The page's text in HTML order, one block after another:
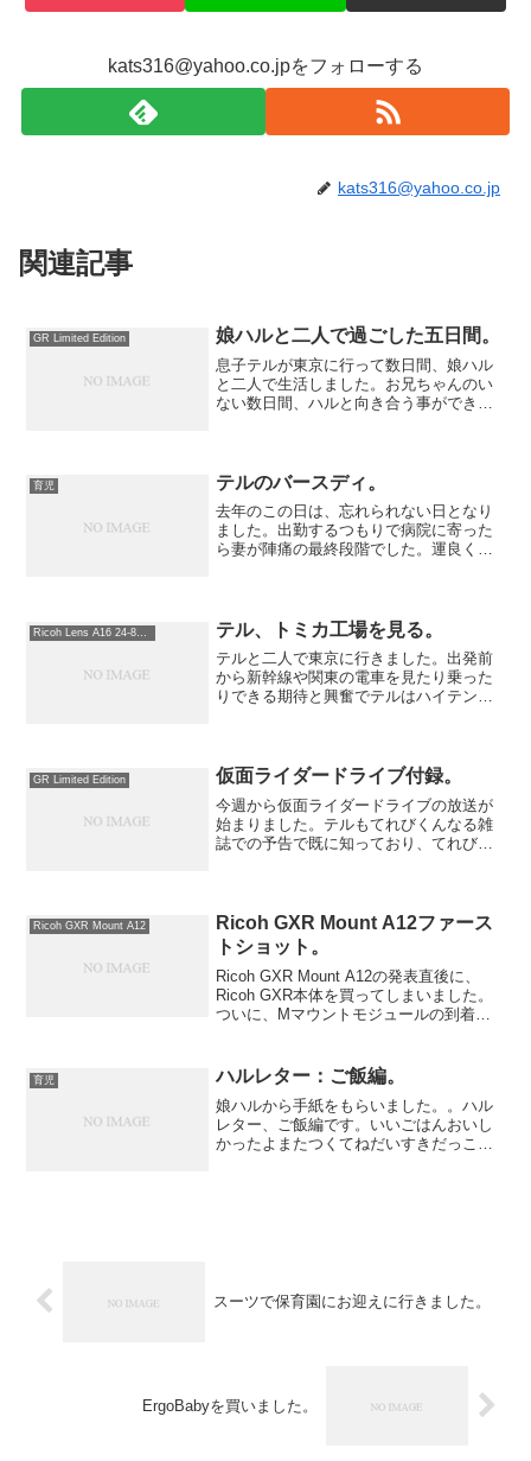
kats316@yahoo.co.jpをフォローする
kats316@yahoo.co.jp
関連記事
GR Limited Edition 娘ハルと二人で過ごした五日間。
息子テルが東京に行って数日間、娘ハル
と二人で生活しました。お兄ちゃんのい
ない数日間、ハルと向き合う事ができ、
ちゃんと帰って来てくれま...
育児 テルのバースディ。
去年のこの日は、忘れられない日となり
ました。出勤するつもりで病院に寄った
ら妻が陣痛の最終段階でした。運良く立
ました。←といっても昨日と...
テル、トミカ工場を見る。
テルと二人で東京に行きました。出発前
から新幹線や関東の電車を見たり乗った
りできる期待と興奮でテルはハイテンシ
先。東京駅に着いた後、トミカ...
GR Limited Edition 仮面ライダードライブ付録。
今週から仮面ライダードライブの放送が
始まりました。テルもてれびくんなる雑
誌での予告で既に知っており、てれびく
動する重要アイテム）の...
Ricoh GXR Mount A12
Ricoh GXR Mount A12ファース
トショット。
Ricoh GXR Mount A12の発表直後に、
Ricoh GXR本体を買ってしまいました。
ついに、Mマウントモジュールの到着で
と決めていたのでお風呂...
育児 ハルレター：ご飯編。
娘ハルから手紙をもらいました。。ハル
レター、ご飯編です。いいごはんおいし
かったよまたつくてねだいすきだっこす
スーツで保育園にお迎えに行きました。
ErgoBabyを買いました。